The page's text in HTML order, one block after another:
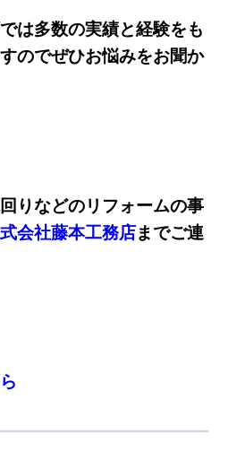
は多数の実績と経験をも
のでぜひお悩みをお聞か
りなどのリフォームの事
会社藤本工務店までご連